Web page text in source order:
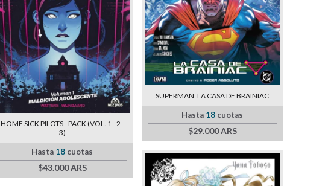
HOME SICK PILOTS - PACK (VOL. 1 - 2 -
3)
Hasta 18 cuotas
$43.000 ARS
SUPERMAN: LA CASA DE BRAINIAC
Hasta 18 cuotas
$29.000 ARS